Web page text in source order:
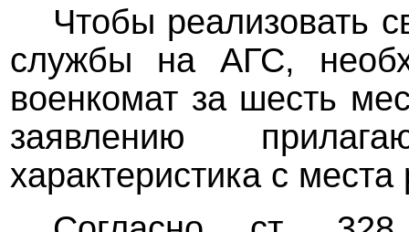
Чтобы реализовать
службы на АГС,
военкомат за шесть
заявлению
характеристика с